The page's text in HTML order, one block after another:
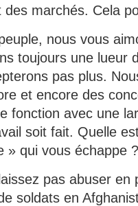
des marchés. Cela
nous vous
toujours une lueur
pas plus.
et encore des
fonction avec une
soit fait. Quelle
» qui vous échappe ?
pas abuser en
soldats en